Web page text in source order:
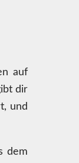
auf
dir
und
dem